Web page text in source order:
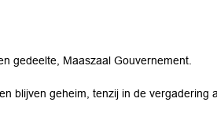
gedeelte, Maaszaal Gouvernement.
blijven geheim, tenzij in de vergadering